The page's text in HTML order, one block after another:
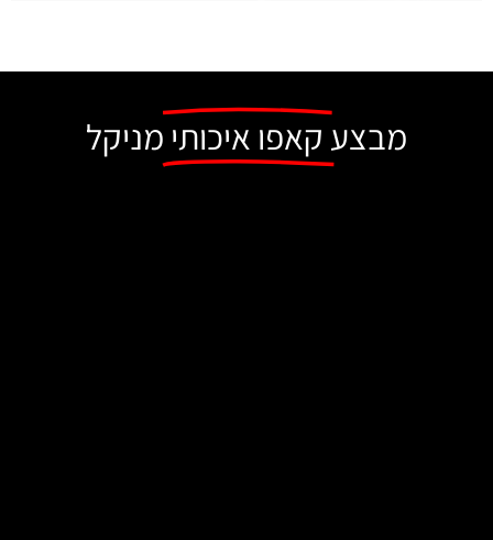
מבצע קאפו איכותי מניקל